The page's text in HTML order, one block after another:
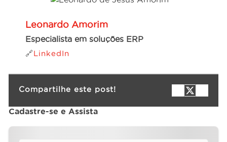
Leonardo Amorim
Especialista em soluções ERP
🔗LinkedIn
Compartilhe este post!
Cadastre-se e Assista